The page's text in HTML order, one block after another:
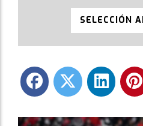
SELECCIÓN